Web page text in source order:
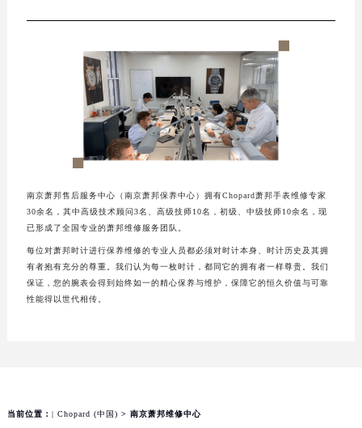
南京萧邦售后服务中心（南京萧邦保养中心）拥有Chopard萧邦手表维修专家
30余名，其中高级技术顾问3名、高级技师10名，初级、中级技师10余名，现
已形成了全国专业的萧邦维修服务团队。
每位对萧邦时计进行保养维修的专业人员都必须对时计本身、时计历史及其拥
有者抱有充分的尊重。我们认为每一枚时计，都同它的拥有者一样尊贵。我们
保证，您的腕表会得到始终如一的精心保养与维护，保障它的恒久价值与可靠
性能得以世代相传。
当前位置： | Chopard (中国) > 南京萧邦维修中心